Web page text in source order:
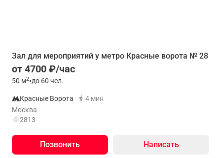
Зал для мероприятий у метро Красные ворота № 28
от 4700 ₽/час
50 м2•до 60 чел.
Красные Ворота
4 мин
Москва
2813
Позвонить Написать